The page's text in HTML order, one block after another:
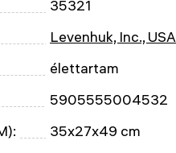
35321
Levenhuk, Inc., USA
élettartam
5905555004532
35x27x49 cm